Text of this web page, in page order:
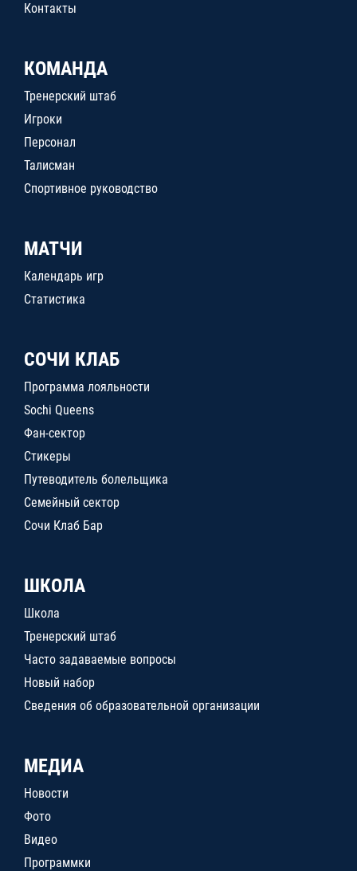
Контакты
КОМАНДА
Тренерский штаб
Игроки
Персонал
Талисман
Спортивное руководство
МАТЧИ
Календарь игр
Статистика
СОЧИ КЛАБ
Программа лояльности
Sochi Queens
Фан-сектор
Стикеры
Путеводитель болельщика
Семейный сектор
Сочи Клаб Бар
ШКОЛА
Школа
Тренерский штаб
Часто задаваемые вопросы
Новый набор
Сведения об образовательной организации
МЕДИА
Новости
Фото
Видео
Программки